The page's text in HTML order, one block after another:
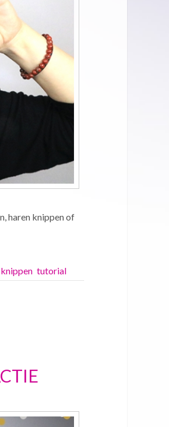
haren knippen of
knippen tutorial